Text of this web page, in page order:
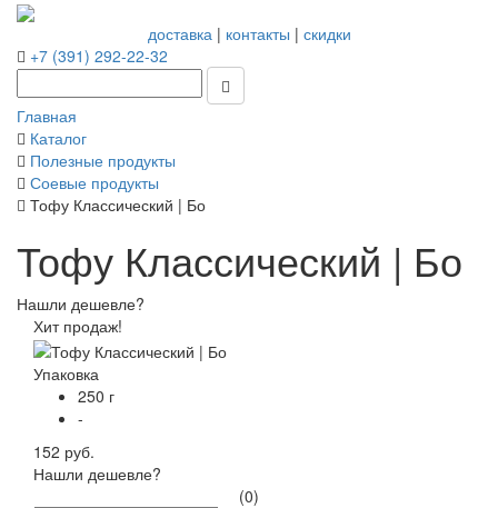
доставка| контакты | скидки
+7 (391) 292-22-32
Главная
Каталог
Полезные продукты
Соевые продукты
Тофу Классический | Бо
Тофу Классический | Бо
Нашли дешевле?
Хит продаж!
Упаковка
250 г
-
152 руб.
Нашли дешевле?
(0)